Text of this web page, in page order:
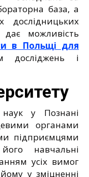
база, а
дослідницьких
можливість
в Польщі для
досліджень і
у Познані
органами
підприємцями
навчальні
усіх вимог
у зміцненні